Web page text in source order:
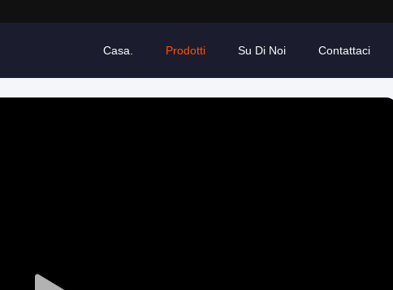
Casa. Prodotti Su Di Noi Contattaci